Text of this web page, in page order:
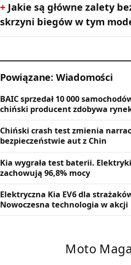
Jakie są główne zalety
skrzyni biegów w tym
Powiązane: Wiadomości
BAIC sprzedał 10 000
chiński producent zdobywa
Chiński crash test zmienia
bezpieczeństwie aut z Chin
Kia wygrała test baterii.
zachowują 96,8% mocy
Elektryczna Kia EV6 dla
Nowoczesna technologia w akcji
Moto